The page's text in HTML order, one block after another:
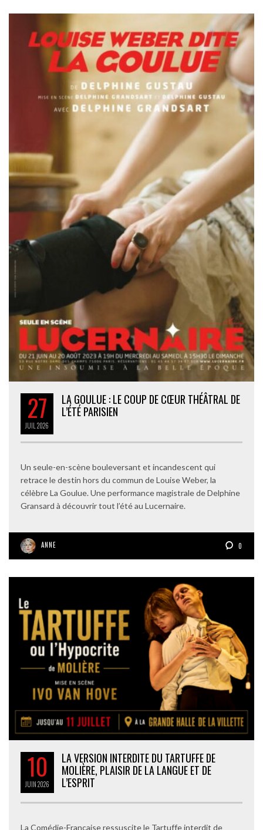
27
JUIL 2026
LA GOULUE : LE COUP DE CŒUR THÉÂTRAL DE
L’ÉTÉ PARISIEN
Un seule-en-scène bouleversant et incandescent qui
retrace le destin hors du commun de Louise Weber, la
célèbre La Goulue. Une performance magistrale de Delphine
Gransard à découvrir tout l’été au Lucernaire.
ANNE 0
10
JUIN2026
LA VERSION INTERDITE DU TARTUFFE DE
MOLIÈRE, PLAISIR DE LA LANGUE ET DE
L’ESPRIT
La Comédie-Française ressuscite le Tartuffe interdit de